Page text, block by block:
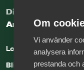
Digital
Logga in
Bli medlem
Om
Vi använder
analysera
prestanda och